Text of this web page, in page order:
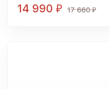
14 990 ₽ 17 660₽